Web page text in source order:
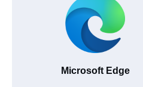
Microsoft Edge